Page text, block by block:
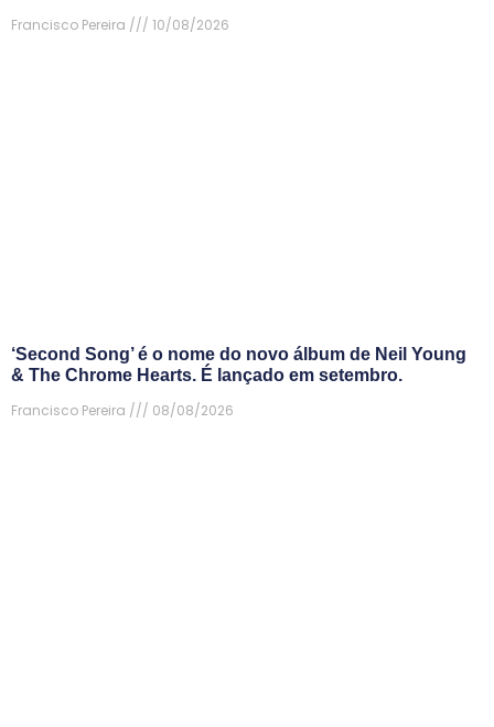
Francisco Pereira
10/08/2026
‘Second Song’ é o nome do novo álbum de Neil Young
& The Chrome Hearts. É lançado em setembro.
Francisco Pereira
08/08/2026